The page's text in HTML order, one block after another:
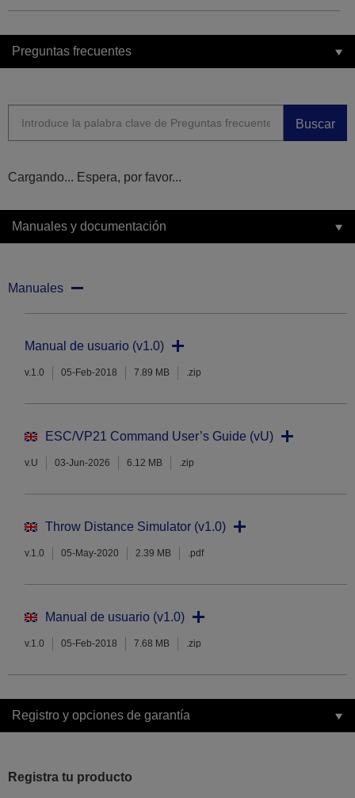
Preguntas frecuentes
Buscar
Cargando... Espera, por favor...
Manuales y documentación
Manuales
Manual de usuario (v1.0)
v.1.0 05-Feb-2018 7.89 MB .zip
ESC/VP21 Command User’s Guide (vU)
v.U 03-Jun-2026 6.12 MB .zip
Throw Distance Simulator (v1.0)
v.1.0 05-May-2020 2.39 MB .pdf
Manual de usuario (v1.0)
v.1.0 05-Feb-2018 7.68 MB .zip
Registro y opciones de garantía
Registra tu producto